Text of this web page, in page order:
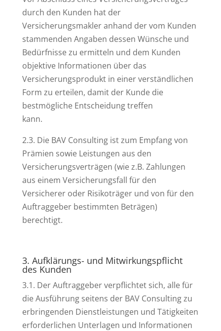
durch den Kunden hat der
Versicherungsmakler anhand der vom Kunden
stammenden Angaben dessen Wünsche und
Bedürfnisse zu ermitteln und dem Kunden
objektive Informationen über das
Versicherungsprodukt in einer verständlichen
Form zu erteilen, damit der Kunde die
bestmögliche Entscheidung treffen
kann.
2.3. Die BAV Consulting ist zum Empfang von
Prämien sowie Leistungen aus den
Versicherungsverträgen (wie z.B. Zahlungen
aus einem Versicherungsfall für den
Versicherer oder Risikoträger und von für den
Auftraggeber bestimmten Beträgen)
berechtigt.
3. Aufklärungs- und Mitwirkungspflicht
des Kunden
3.1. Der Auftraggeber verpflichtet sich, alle für
die Ausführung seitens der BAV Consulting zu
erbringenden Dienstleistungen und Tätigkeiten
erforderlichen Unterlagen und Informationen